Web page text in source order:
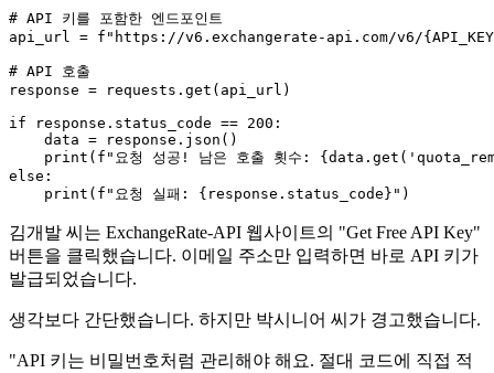
# API 키를 포함한 엔드포인트
api_url = f"https://v6.exchangerate-api.com/v6/
# API 호출
response = requests.get(api_url)
if response.status_code == 200 :
    data = response.json()
print ( f"요청 성공! 남은 호출 횟수: {data.get(
else :
print ( f"요청 실패: {response.status_code} "
김개발 씨는 ExchangeRate-API 웹사이트의 "Get Free API Key"
버튼을 클릭했습니다. 이메일 주소만 입력하면 바로 API 키가
발급되었습니다.
생각보다 간단했습니다. 하지만 박시니어 씨가 경고했습니다.
"API 키는 비밀번호처럼 관리해야 해요. 절대 코드에 직접 적